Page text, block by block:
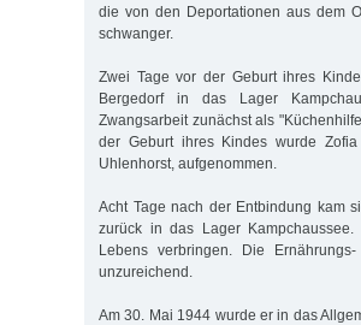
die von den Deportationen aus dem
schwanger.
Zwei Tage vor der Geburt ihres
Bergedorf in das Lager
Zwangsarbeit zunächst als
der Geburt ihres Kindes wurde
Uhlenhorst, aufgenommen.
Acht Tage nach der Entbindung kam
zurück in das Lager
Lebens verbringen. Die
unzureichend.
Am 30. Mai 1944 wurde er in das